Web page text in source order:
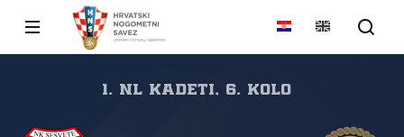
1. NL kadeti, 6. kolo